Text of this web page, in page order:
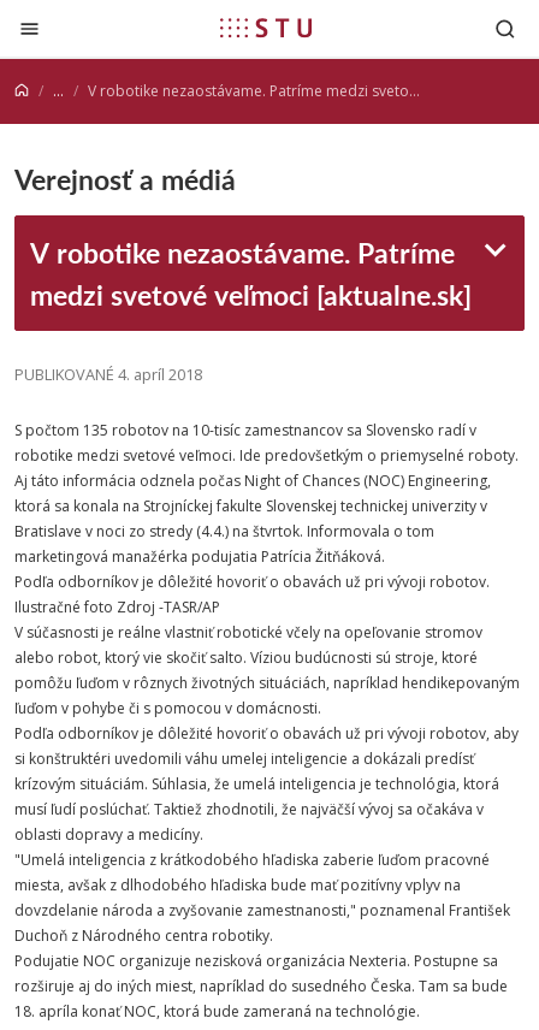
Prejsť na obsah
... V robotike nezaostávame. Patríme medzi svetové veľmoci [aktualne.sk]
Verejnosť a médiá
V robotike nezaostávame. Patríme
medzi svetové veľmoci [aktualne.sk]
PUBLIKOVANÉ 4. apríl 2018
S počtom 135 robotov na 10-tisíc zamestnancov sa Slovensko radí v
robotike medzi svetové veľmoci. Ide predovšetkým o priemyselné roboty.
Aj táto informácia odznela počas Night of Chances (NOC) Engineering,
ktorá sa konala na Strojníckej fakulte Slovenskej technickej univerzity v
Bratislave v noci zo stredy (4.4.) na štvrtok. Informovala o tom
marketingová manažérka podujatia Patrícia Žitňáková.
Podľa odborníkov je dôležité hovoriť o obavách už pri vývoji robotov.
Ilustračné foto Zdroj -TASR/AP
V súčasnosti je reálne vlastniť robotické včely na opeľovanie stromov
alebo robot, ktorý vie skočiť salto. Víziou budúcnosti sú stroje, ktoré
pomôžu ľuďom v rôznych životných situáciách, napríklad hendikepovaným
ľuďom v pohybe či s pomocou v domácnosti.
Podľa odborníkov je dôležité hovoriť o obavách už pri vývoji robotov, aby
si konštruktéri uvedomili váhu umelej inteligencie a dokázali predísť
krízovým situáciám. Súhlasia, že umelá inteligencia je technológia, ktorá
musí ľudí poslúchať. Taktiež zhodnotili, že najväčší vývoj sa očakáva v
oblasti dopravy a medicíny.
"Umelá inteligencia z krátkodobého hľadiska zaberie ľuďom pracovné
miesta, avšak z dlhodobého hľadiska bude mať pozitívny vplyv na
dovzdelanie národa a zvyšovanie zamestnanosti," poznamenal František
Duchoň z Národného centra robotiky.
Podujatie NOC organizuje nezisková organizácia Nexteria. Postupne sa
rozširuje aj do iných miest, napríklad do susedného Česka. Tam sa bude
18. apríla konať NOC, ktorá bude zameraná na technológie.